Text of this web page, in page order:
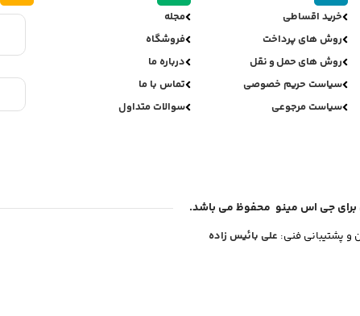
خرید اقساطی
روش های پرداخت
روش های حمل و نقل
سیاست حریم خصوصی
سیاست مرجوعی
مجله
فروشگاه
درباره ما
تماس با ما
سوالات متداول
جی اس مینو محفوظ می باشد.
و پشتیبانی فنی: علی بائیس زاده